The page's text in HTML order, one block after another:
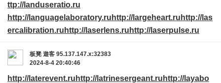
ttp://landuseratio.ru
http://languagelaboratory.ru http://largeheart.ru http://las
ercalibration.ru http://laserlens.ru http://laserpulse.ru
板凳 遊客 95.137.147.x:32383
2024-8-4 20:40:46
http://laterevent.ru http://latrinesergeant.ru http://layabo